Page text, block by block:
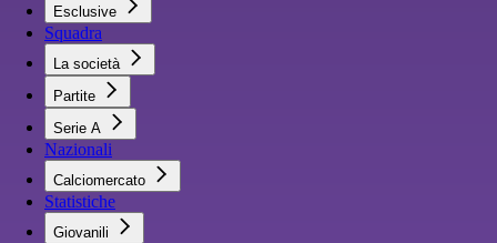
Esclusive
Squadra
La società
Partite
Serie A
Nazionali
Calciomercato
Statistiche
Giovanili